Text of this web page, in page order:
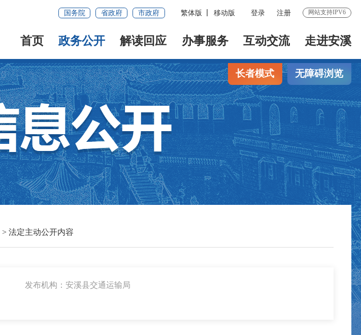
国务院 省政府 市政府 繁体版 移动版 登录 注册 网站支持IPV6
首页 政务公开 解读回应 办事服务 互动交流 走进安溪
长者模式 无障碍浏览
> 法定主动公开内容
发布机构：安溪县交通运输局